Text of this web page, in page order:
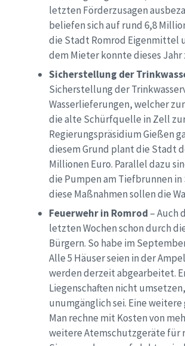
letzten Förderzusagen
beliefen sich auf rund 6,8
die Stadt Romrod Eigenmittel
dem Mieter konnte dieses
Sicherstellung der
Sicherstellung der
Wasserlieferungen, welcher
die alte Schürfquelle in Zell
Regierungspräsidium Gießen
diesem Grund plant die Stadt
Millionen Euro. Parallel dazu
die Pumpen am Tiefbrunnen
diese Maßnahmen sollen die
Feuerwehr in Romrod – Auch
letzten Wochen schon durch
Bürgern. So habe im
Alle 5 Häuser seien in der
werden derzeit abgearbeitet.
Liegenschaften nicht
unumgänglich sei. Eine
Man rechne mit Kosten von
weitere Atemschutzgeräte für